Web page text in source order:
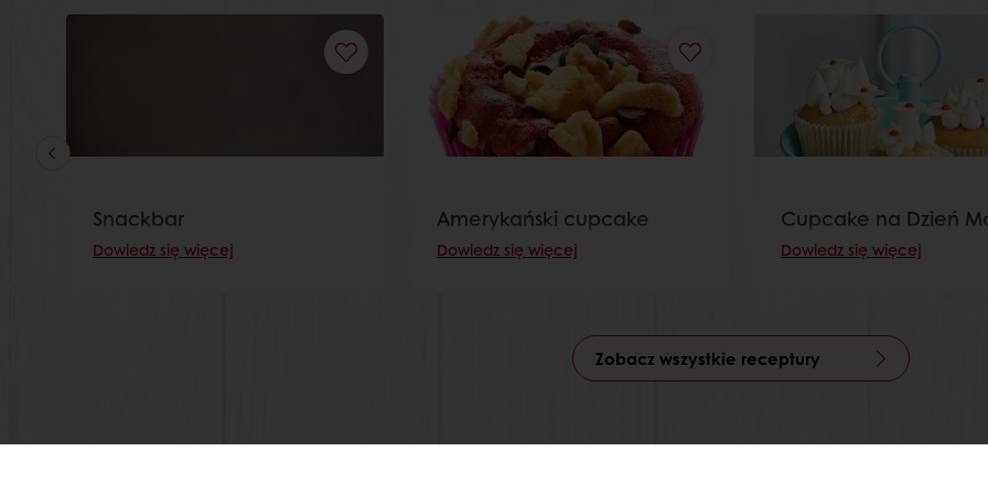
Snackbar
Dowiedz się więcej
Amerykański cupcake
Dowiedz się więcej
Cupcake na Dzień
Dowiedz się więcej
Zobacz wszystkie receptury